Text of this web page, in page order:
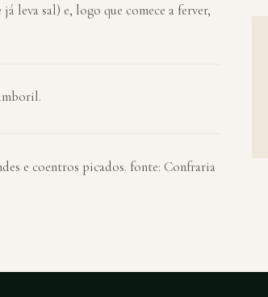
leva sal) e, logo que comece a ferver,
e coentros picados. fonte: Confraria